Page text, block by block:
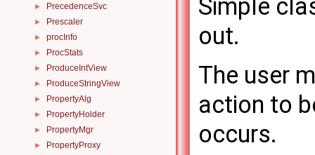
► PrecedenceSvc
► Prescaler
► procInfo
► ProcStats
► ProduceIntView
► ProduceStringView
► PropertyAlg
► PropertyHolder
► PropertyMgr
► PropertyProxy
Simple
out.
The user
action to
occurs.